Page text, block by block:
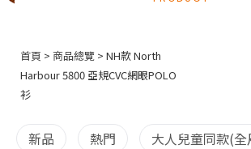
首頁 > 商品總覽 > NH款 North
Harbour 5800 亞規CVC網眼POLO
衫
新品 熱門
大人兒童同款(全